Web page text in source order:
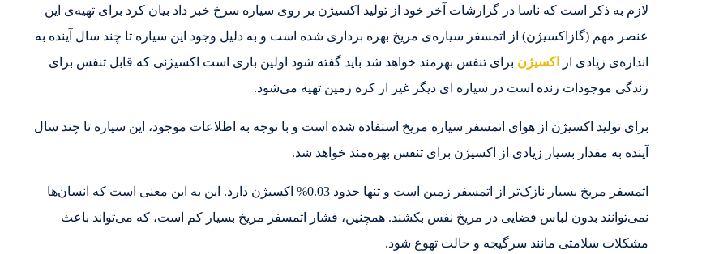
لازم به ذکر است که ناسا در گزارشات آخر خود از تولید اکسیژن بر روی سیاره ‌سرخ خبر داد بیان کرد برای تهیه‌ی این
عنصر مهم (گازاکسیژن) از اتمسفر سیاره‌ی مریخ بهره برداری شده است و به دلیل وجود این سیاره تا چند سال آینده به
اندازه‌ی زیادی از
اکسیژن برای تنفس بهرمند خواهد شد باید گفته شود اولین باری است اکسیژنی که قابل تنفس برای
زندگی موجودات‌ زنده است در سیاره ای دیگر غیر از کره‌ زمین تهیه می‌شود.
برای تولید اکسیژن از هوای اتمسفر سیاره مریخ استفاده شده است و با توجه به اطلاعات موجود، این سیاره تا چند سال
آینده به مقدار بسیار زیادی از اکسیژن برای تنفس بهره‌مند خواهد شد.
اتمسفر مریخ بسیار نازک‌تر از اتمسفر زمین است و تنها حدود 0.03% اکسیژن دارد. این به این معنی است که انسان‌ها
نمی‌توانند بدون لباس فضایی در مریخ نفس بکشند. همچنین، فشار اتمسفر مریخ بسیار کم است، که می‌تواند باعث
مشکلات سلامتی مانند سرگیجه و حالت تهوع شود.